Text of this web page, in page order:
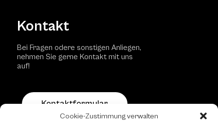
Cookie-Zustimmung verwalten
Kontakt
Bei Fragen odere sonstigen Anliegen,
nehmen Sie gerne Kontakt mit uns
auf!
Kontaktformular